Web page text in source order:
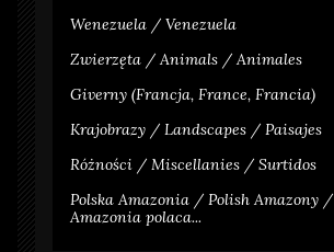
Wenezuela / Venezuela
Zwierzęta / Animals / Animales
Giverny (Francja, France, Francia)
Krajobrazy / Landscapes / Paisajes
Różności / Miscellanies / Surtidos
Polska Amazonia / Polish Amazony /
Amazonia polaca...